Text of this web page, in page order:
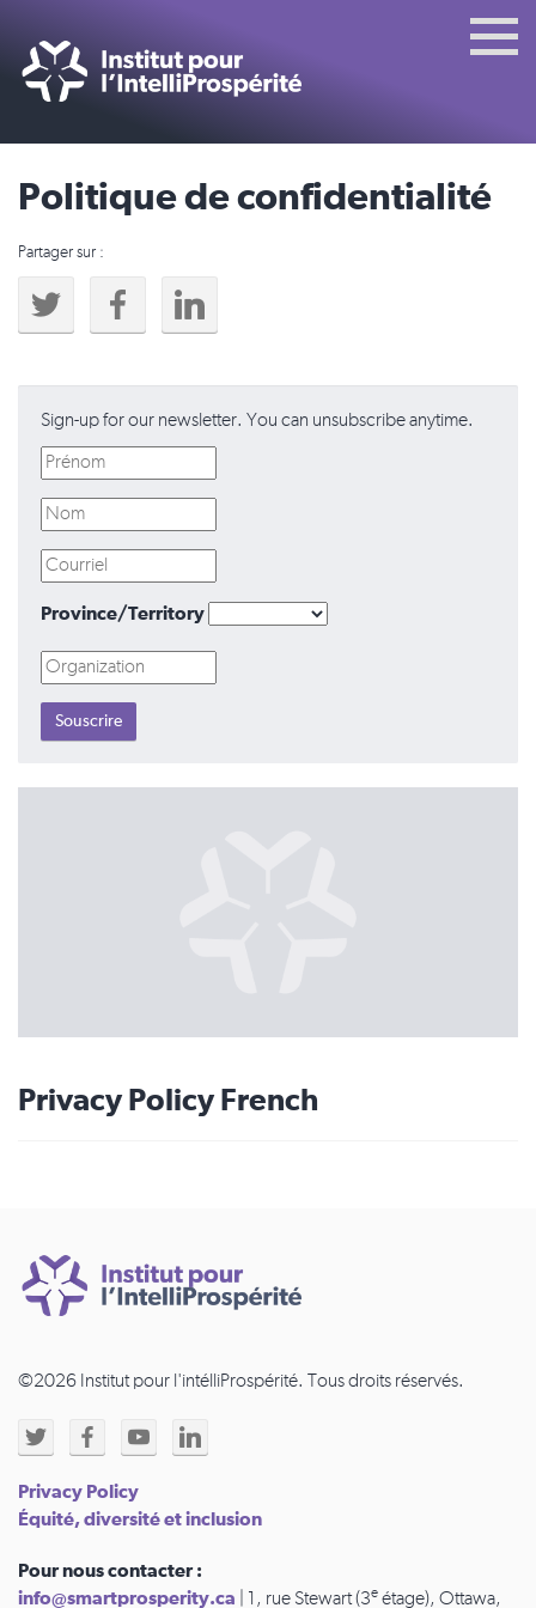
Politique de confidentialité
Partager sur :
Sign-up for our newsletter. You can unsubscribe anytime.
Province/Territory
Privacy Policy French
©2026 Institut pour l'intélliProspérité. Tous droits réservés.
Privacy Policy
Équité, diversité et inclusion
Pour nous contacter :
info@smartprosperity.ca | 1, rue Stewart (3e étage), Ottawa,